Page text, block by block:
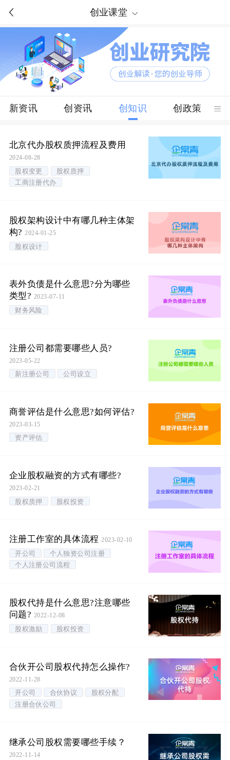
创业课堂
新资讯 创资讯 创知识 创政策
北京代办股权质押流程及费用
2024-08-28
股权变更
股权质押
工商注册代办
股权架构设计中有哪几种主体架
构?2024-01-25
股权设计
表外负债是什么意思?分为哪些
类型? 2023-07-11
财务风险
注册公司都需要哪些人员?
2023-05-22
新注册公司 公司设立
商誉评估是什么意思?如何评估?
2023-03-15
资产评估
企业股权融资的方式有哪些?
2023-02-21
股权质押 股权投资
注册工作室的具体流程2023-02-10
开公司
个人独资公司注册
个人注册公司流程
股权代持是什么意思?注意哪些
问题? 2022-12-08
股权激励 股权投资
合伙开公司股权代持怎么操作?
2022-11-28
开公司 合伙协议
股权分配
注册合伙公司
继承公司股权需要哪些手续？
2022-11-14